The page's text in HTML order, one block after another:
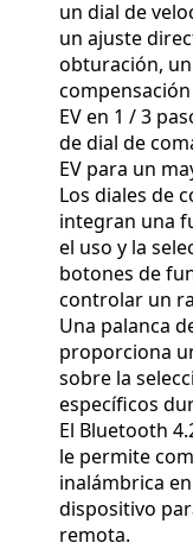
un dial de
un ajuste
obturación,
EV en 1 / 3
de dial de
EV para un
Los diales de
integran una
el uso y la
botones de
controlar un
Una palanca
proporciona
sobre la
específicos
El Bluetooth
le permite
inalámbrica
dispositivo
remota.